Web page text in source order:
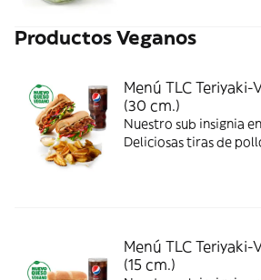
Productos Veganos
Menú TLC Teriyaki-
(30 cm.)
Nuestro sub insignia
Deliciosas tiras de
combinadas con los
Menú TLC Teriyaki-
(15 cm.)